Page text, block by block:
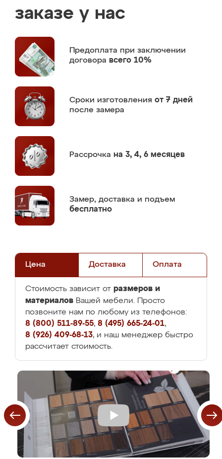
заказе у нас
Предоплата при заключении
договора всего 10%
Сроки изготовления от 7 дней
после замера
Рассрочка на 3, 4, 6 месяцев
Замер, доставка и подъем
бесплатно
Цена Доставка Оплата
Стоимость зависит от размеров и
материалов Вашей мебели. Просто
позвоните нам по любому из телефонов:
8 (800) 511-89-55, 8 (495) 665-24-01,
8 (926) 409-68-13, и наш менеджер быстро
рассчитает стоимость.